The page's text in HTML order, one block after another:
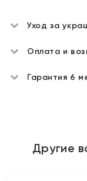
Уход за
Оплата и
Гарантия 6
Другие